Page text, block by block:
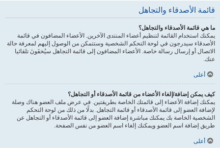
قائمة الأصدقاء والتجاهل
ما هي قائمة الأصدقاء والتجاهل؟
يمكنك استخدام القائمة لتنظيم أعضاء المنتدى الآخرين. الأعضاء المضافون في قائمة
الأصدقاء سيدرجون في لوحة التحكم الشخصية وستتمكن من الوصول إليهم لمعرفة حالة
الاتصال أو إرسال رسالة خاصة. الأعضاء المضافون إلى قائمة التجاهل سيُخفَونَ تلقائيا
عنك.
أعلى
كيف يمكن إضافة/إلغاء الأعضاء من قائمة الأصدقاء أو التجاهل؟
يمكنك إضافة الأعضاء إلى قائمتك الخاصة بطريقتين. في عرض ملف العضو هناك وصلة
لإضافة العضو إلى قائمة الأصدقاء أو قائمة التجاهل. بدلًا من ذلك من لوحة التحكم
الشخصية الخاصة بك يمكنك مباشرة إضافة العضو إلى قائمة الأصدقاء أو التجاهل عن
طريق إضافة اسم العضو ويمكنك إلغاء اسم العضو من نفس الصفحة.
أعلى